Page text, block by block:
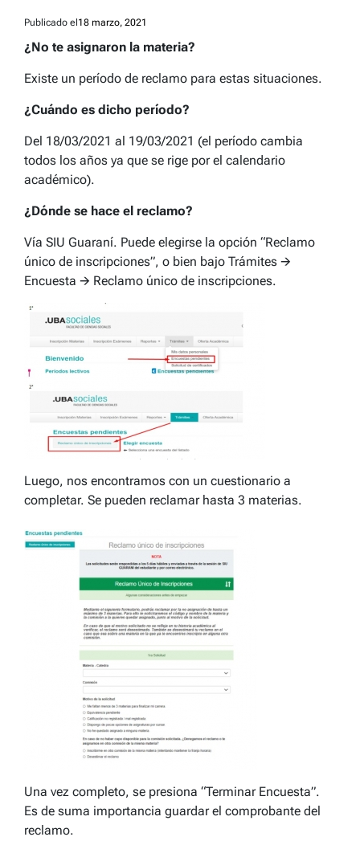
Publicado el 18 marzo, 2021
¿No te asignaron la materia?
Existe un período de reclamo para estas situaciones.
¿Cuándo es dicho período?
Del 18/03/2021 al 19/03/2021 (el período cambia
todos los años ya que se rige por el calendario
académico).
¿Dónde se hace el reclamo?
Vía SIU Guaraní. Puede elegirse la opción “Reclamo
único de inscripciones”, o bien bajo Trámites 🡪
Encuesta 🡪 Reclamo único de inscripciones.
Luego, nos encontramos con un cuestionario a
completar. Se pueden reclamar hasta 3 materias.
Una vez completo, se presiona “Terminar Encuesta”.
Es de suma importancia guardar el comprobante del
reclamo.